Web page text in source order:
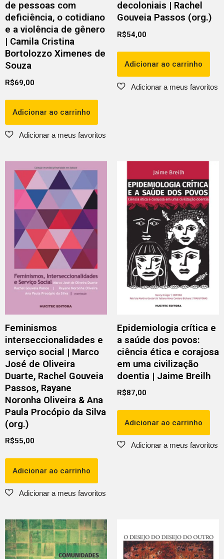
de pessoas com
deficiência, o cotidiano
e a violência de gênero
| Camila Cristina
Bortolozzo Ximenes de
Souza
R$69,00
Adicionar ao carrinho
decoloniais | Rachel
Gouveia Passos (org.)
R$54,00
Adicionar ao carrinho
Feminismos
interseccionalidades e
serviço social | Marco
José de Oliveira
Duarte, Rachel Gouveia
Passos, Rayane
Noronha Oliveira & Ana
Paula Procópio da Silva
(org.)
R$55,00
Adicionar ao carrinho
Epidemiologia crítica e
a saúde dos povos:
ciência ética e corajosa
em uma civilização
doentia | Jaime Breilh
R$87,00
Adicionar ao carrinho